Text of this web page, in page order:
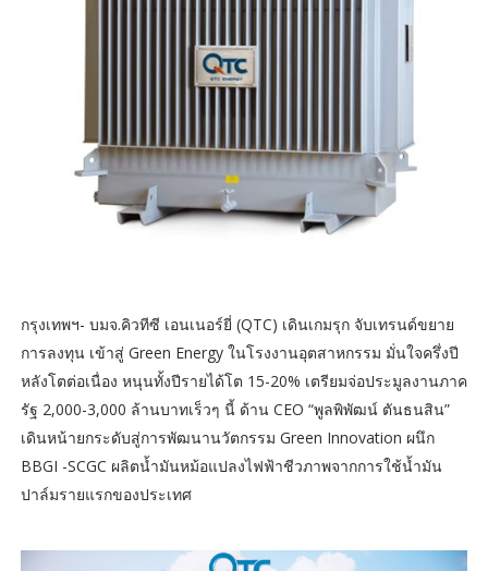
กรุงเทพฯ- บมจ.คิวทีซี เอนเนอร์ยี่ (QTC) เดินเกมรุก จับเทรนด์ขยาย
การลงทุน เข้าสู่ Green Energy ในโรงงานอุตสาหกรรม มั่นใจครึ่งปี
หลังโตต่อเนื่อง หนุนทั้งปีรายได้โต 15-20% เตรียมจ่อประมูลงานภาค
รัฐ 2,000-3,000 ล้านบาทเร็วๆ นี้ ด้าน CEO “พูลพิพัฒน์ ตันธนสิน”
เดินหน้ายกระดับสู่การพัฒนานวัตกรรม Green Innovation ผนึก
BBGI -SCGC ผลิตน้ำมันหม้อแปลงไฟฟ้าชีวภาพจากการใช้น้ำมัน
ปาล์มรายแรกของประเทศ